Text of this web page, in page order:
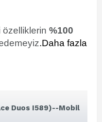
özelliklerin %100
.Daha fazla
Duos I589)--Mobil